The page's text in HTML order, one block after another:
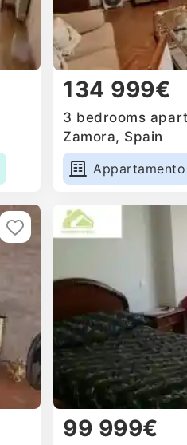
134 999€
3 bedrooms
Zamora, Spain
Appartamento
99 999€